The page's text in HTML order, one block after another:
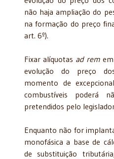
não haja ampliação do
na formação do preço
art. 6º).
Fixar alíquotas ad remem
evolução do preço
momento de
combustíveis poderá
pretendidos pelo
Enquanto não for
monofásica a base de
de substituição